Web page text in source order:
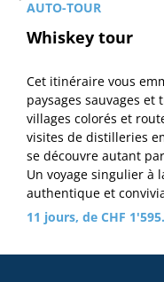
AUTO-TOUR
Whiskey tour
Cet itinéraire vous
paysages sauvages et
villages colorés et
visites de distilleries
se découvre autant
Un voyage singulier à
authentique et
11 jours, de CHF